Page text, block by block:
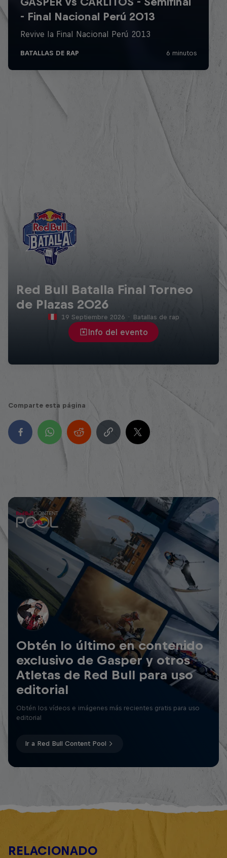
Red Bull Batalla Final Torneo
de Plazas 2026
Info del evento
19 Septiembre 2026 · Batallas de rap
Comparte esta página
Obtén lo último en contenido
exclusivo de Gasper y otros
Atletas de Red Bull para uso
editorial
Obtén los vídeos e imágenes más recientes gratis para uso
editorial
Ir a Red Bull Content Pool
RELACIONADO